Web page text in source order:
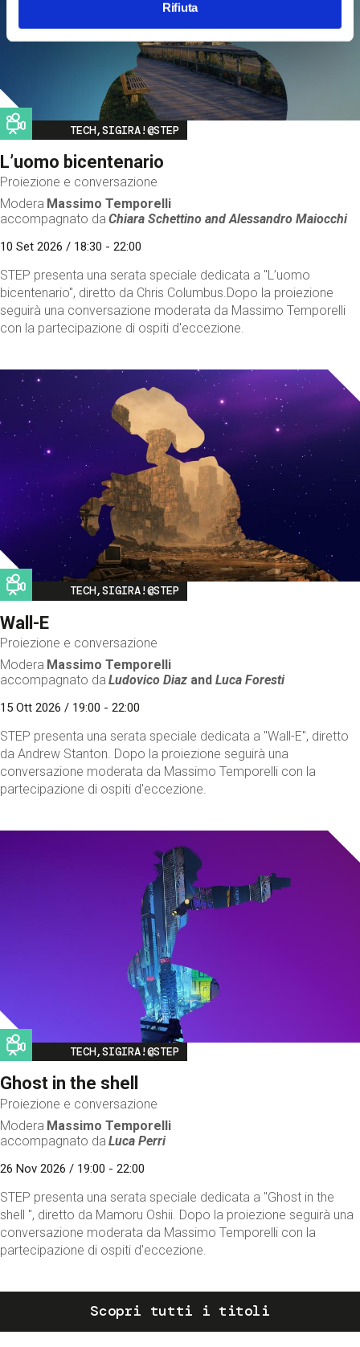
Rifiuta
Image
TECH,SIGIRA!@STEP
L’uomo bicentenario
Proiezione e conversazione
Modera Massimo Temporelli
accompagnato da Chiara Schettino andAlessandro Maiocchi
10 Set 2026 / 18:30 - 22:00
STEP presenta una serata speciale dedicata a "L’uomo
bicentenario", diretto da Chris Columbus.Dopo la proiezione
seguirà una conversazione moderata da Massimo Temporelli
con la partecipazione di ospiti d'eccezione.
Image
TECH,SIGIRA!@STEP
Wall-E
Proiezione e conversazione
Modera Massimo Temporelli
accompagnato da Ludovico Diaz andLuca Foresti
15 Ott 2026 / 19:00 - 22:00
STEP presenta una serata speciale dedicata a "Wall-E", diretto
da Andrew Stanton. Dopo la proiezione seguirà una
conversazione moderata da Massimo Temporelli con la
partecipazione di ospiti d'eccezione.
Image
TECH,SIGIRA!@STEP
Ghost in the shell
Proiezione e conversazione
Modera Massimo Temporelli
accompagnato da Luca Perri
26 Nov 2026 / 19:00 - 22:00
STEP presenta una serata speciale dedicata a "Ghost in the
shell ", diretto da Mamoru Oshii. Dopo la proiezione seguirà una
conversazione moderata da Massimo Temporelli con la
partecipazione di ospiti d'eccezione.
Scopri tutti i titoli